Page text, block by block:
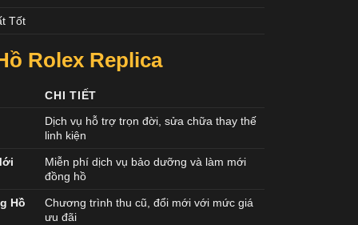
Tốt
Rolex Replica
CHI TIẾT
Dịch vụ hỗ trợ trọn đời, sửa chữa thay thế
linh kiện
Miễn phí dịch vụ bảo dưỡng và làm mới
đồng hồ
Hồ
Chương trình thu cũ, đổi mới với mức giá
ưu đãi